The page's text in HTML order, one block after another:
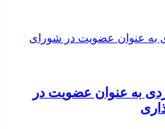
به عنوان عضویت در